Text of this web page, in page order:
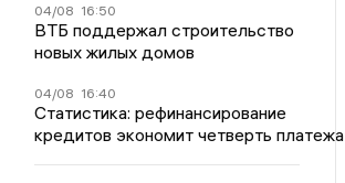
04/08 16:50
ВТБ поддержал строительство
новых жилых домов
04/08 16:40
Статистика: рефинансирование
кредитов экономит четверть платежа